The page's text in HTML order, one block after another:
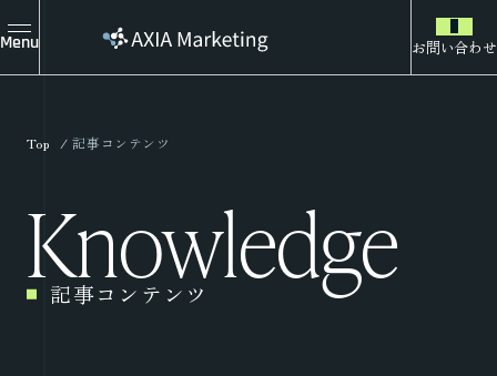
Menu お問い合わせ
Top 記事コンテンツ
Knowledge
記事コンテンツ